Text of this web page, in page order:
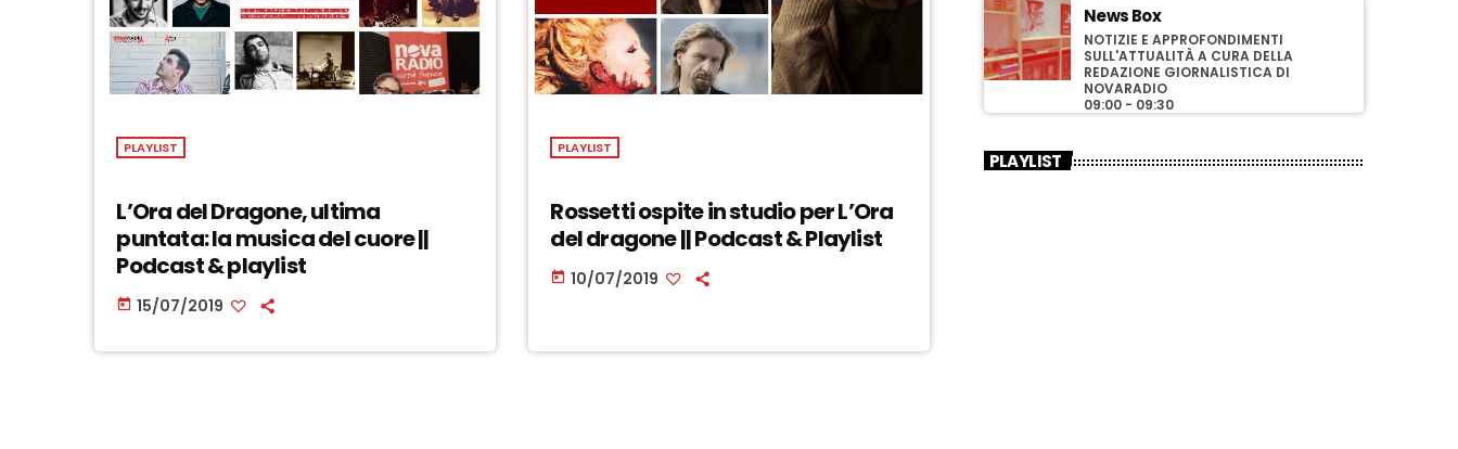
PLAYLIST
L’Ora del Dragone, ultima
puntata: la musica del cuore ||
Podcast & playlist
today 15/07/2019
PLAYLIST
Rossetti ospite in studio per L’Ora
del dragone || Podcast & Playlist
today 10/07/2019
News Box
NOTIZIE E APPROFONDIMENTI
SULL'ATTUALITÀ A CURA DELLA
REDAZIONE GIORNALISTICA DI
NOVARADIO
09:00 - 09:30
PLAYLIST